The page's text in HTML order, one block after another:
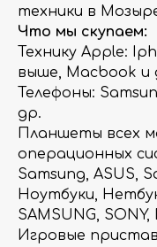
техники в
Что мы скупаем:
Технику Apple:
выше, Macbook и
Телефоны:
др.
Планшеты всех
операционных
Samsung, ASUS,
Ноутбуки,
SAMSUNG,
Игровые